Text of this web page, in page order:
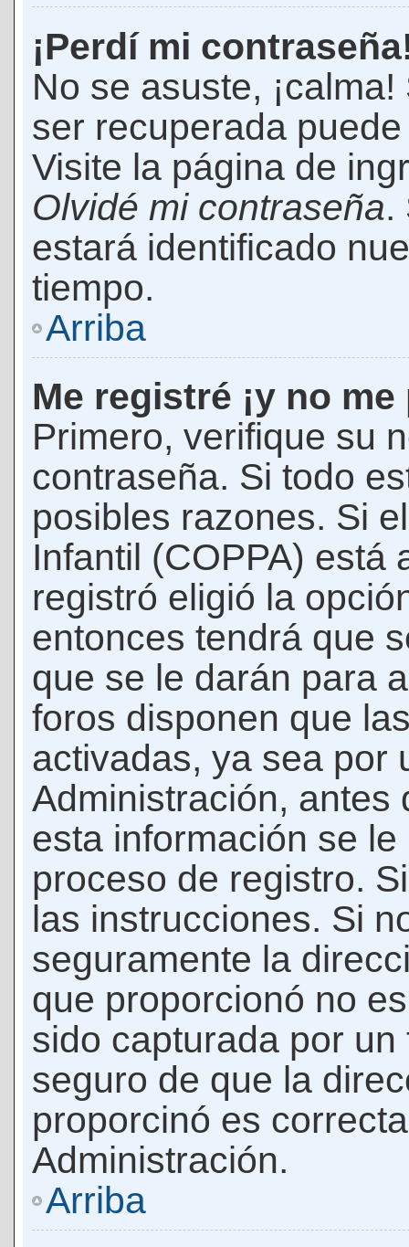
¡Perdí mi
No se asuste,
ser recuperada
Visite la página de
Olvidé mi contraseña.
estará identificado
tiempo.
Arriba
Me registré ¡y no
Primero, verifique su
contraseña. Si todo
posibles razones. Si
Infantil (COPPA) está
registró eligió la
entonces tendrá que
que se le darán para
foros disponen que
activadas, ya sea por
Administración, antes
esta información se
proceso de registro.
las instrucciones. Si
seguramente la
que proporcionó no
sido capturada por
seguro de que la
proporcinó es
Administración.
Arriba